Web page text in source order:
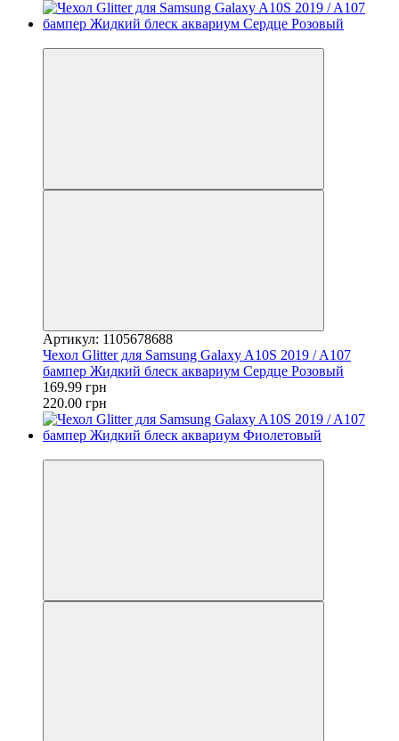
Артикул: 1105678688
Чехол Glitter для Samsung Galaxy A10S 2019 / A107
бампер Жидкий блеск аквариум Сердце Розовый
169.99 грн
220.00 грн